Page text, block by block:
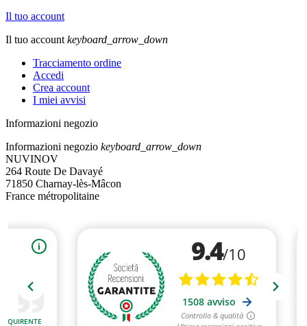
Il tuo account
Il tuo account keyboard_arrow_down
Tracciamento ordine
Accedi
Crea account
I miei avvisi
Informazioni negozio
Informazioni negozio keyboard_arrow_down
NUVINOV
264 Route De Davayé
71850 Charnay-lès-Mâcon
France métropolitaine